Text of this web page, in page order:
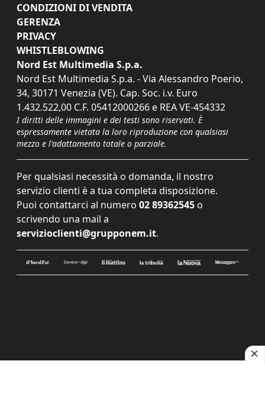
CONDIZIONI DI VENDITA
GERENZA
PRIVACY
WHISTLEBLOWING
Nord Est Multimedia S.p.a.
Nord Est Multimedia S.p.a. - Via Alessandro Poerio,
34, 30171 Venezia (VE). Cap. Soc. i.v. Euro
1.432.522,00 C.F. 05412000266 e REA VE-454332
I diritti delle immagini e dei testi sono riservati. È
espressamente vietata la loro riproduzione con qualsiasi
mezzo e l'adattamento totale o parziale.
Per qualsiasi necessità o domanda, il nostro
servizio clienti è a tua completa disposizione.
Puoi contattarci al numero 02 89362545 o
scrivendo una mail a
servizioclienti@grupponem.it.